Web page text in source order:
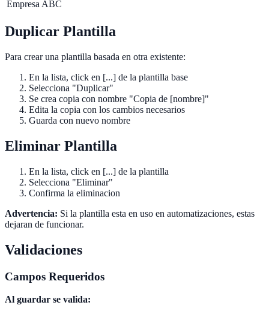
Empresa ABC
Duplicar Plantilla
Para crear una plantilla basada en otra existente:
En la lista, click en [...] de la plantilla base
Selecciona "Duplicar"
Se crea copia con nombre "Copia de [nombre]"
Edita la copia con los cambios necesarios
Guarda con nuevo nombre
Eliminar Plantilla
En la lista, click en [...] de la plantilla
Selecciona "Eliminar"
Confirma la eliminacion
Advertencia: Si la plantilla esta en uso en automatizaciones, estas
dejaran de funcionar.
Validaciones
Campos Requeridos
Al guardar se valida: